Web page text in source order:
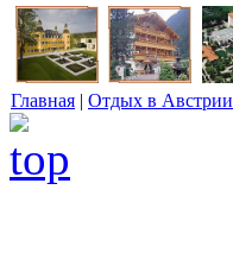
Главная | Отдых в Австрии